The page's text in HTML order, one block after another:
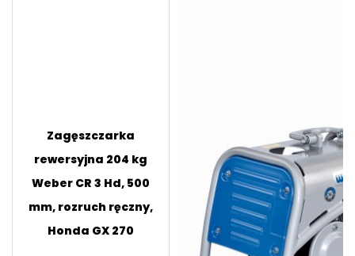
Zagęszczarka
rewersyjna 204 kg
Weber CR 3 Hd, 500
mm, rozruch ręczny,
Honda GX 270